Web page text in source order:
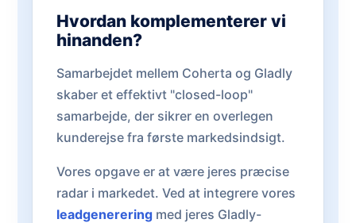
Hvordan komplementerer vi
hinanden?
Samarbejdet mellem Coherta og Gladly
skaber et effektivt "closed-loop"
samarbejde, der sikrer en overlegen
kunderejse fra første markedsindsigt.
Vores opgave er at være jeres præcise
radar i markedet. Ved at integrere vores
leadgenerering med jeres Gladly-